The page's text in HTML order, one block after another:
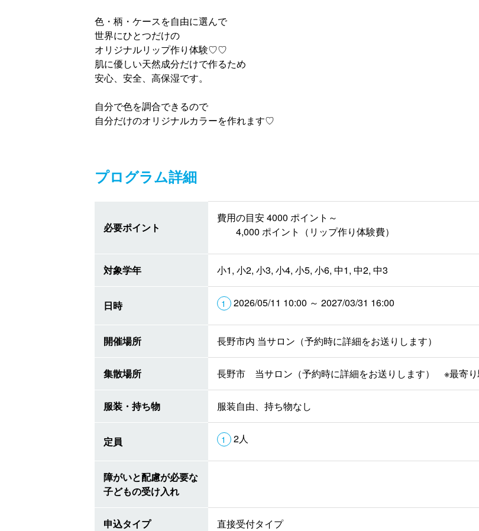
色・柄・ケースを自由に選んで
世界にひとつだけの
オリジナルリップ作り体験♡♡
肌に優しい天然成分だけで作るため
安心、安全、高保湿です。
自分で色を調合できるので
自分だけのオリジナルカラーを作れます♡
プログラム詳細
必要ポイント
費用の目安 4000 ポイント～
4,000 ポイント（リップ作り体験費）
対象学年 小1, 小2, 小3, 小4, 小5, 小6, 中1, 中2, 中3
日時 2026/05/11 10:00 ～ 2027/03/31 16:00
開催場所 長野市内 当サロン（予約時に詳細をお送りします）
集散場所 長野市 当サロン（予約時に詳細をお送りします） ※最寄り
服装・持ち物 服装自由、持ち物なし
定員 2人
障がいと配慮が必要な
子どもの受け入れ
申込タイプ 直接受付タイプ